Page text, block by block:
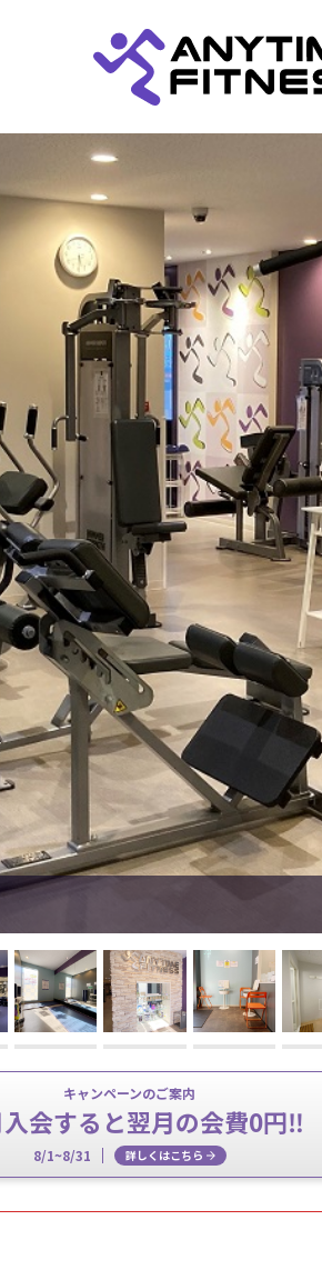
キャンペーンのご案内
会すると翌月の会費0円‼
8/1~8/31 詳しくはこちら